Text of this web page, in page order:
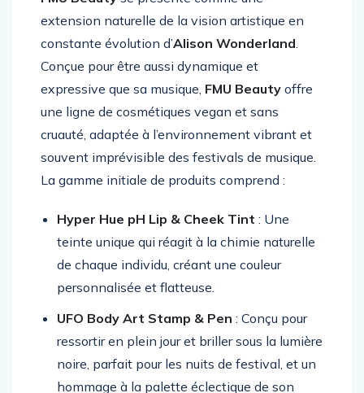
FMU Beautyse présente comme une
extension naturelle de la vision artistique en
constante évolution d’ Alison Wonderland
Conçue pour être aussi dynamique et
expressive que sa musique,FMU Beauty
une ligne de cosmétiques vegan et sans
cruauté, adaptée à l’environnement vibrant et
souvent imprévisible des festivals de musique.
Hyper Hue pH Lip & Cheek Tint: Une
teinte unique qui réagit à la chimie naturelle
de chaque individu, créant une couleur
UFO Body Art Stamp & Pen: Conçu pour
ressortir en plein jour et briller sous la lumière
noire, parfait pour les nuits de festival, et un